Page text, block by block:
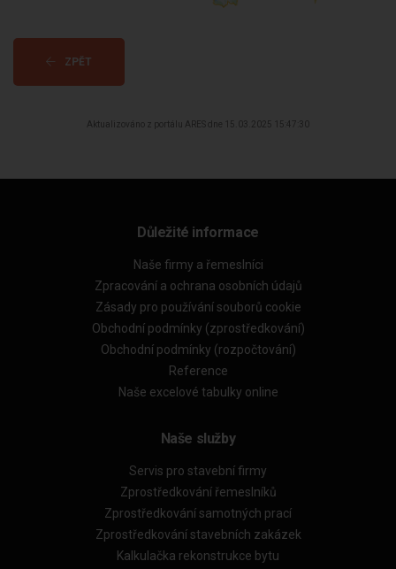
ZPĚT
Aktualizováno z portálu ARES dne 15.03.2025 15:47:30
Důležité informace
Naše firmy a řemeslníci
Zpracování a ochrana osobních údajů
Zásady pro používání souborů cookie
Obchodní podmínky (zprostředkování)
Obchodní podmínky (rozpočtování)
Reference
Naše excelové tabulky online
Naše služby
Servis pro stavební firmy
Zprostředkování řemeslníků
Zprostředkování samotných prací
Zprostředkování stavebních zakázek
Kalkulačka rekonstrukce bytu